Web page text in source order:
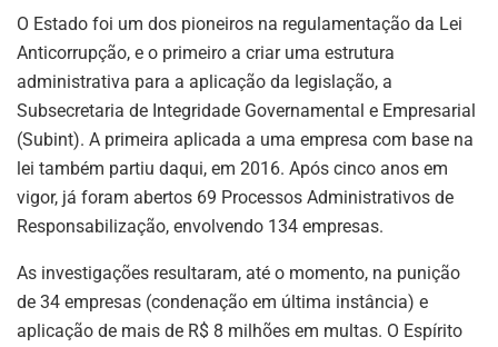
O Estado foi um dos pioneiros na regulamentação da Lei
Anticorrupção, e o primeiro a criar uma estrutura
administrativa para a aplicação da legislação, a
Subsecretaria de Integridade Governamental e Empresarial
(Subint). A primeira aplicada a uma empresa com base na
lei também partiu daqui, em 2016. Após cinco anos em
vigor, já foram abertos 69 Processos Administrativos de
Responsabilização, envolvendo 134 empresas.
As investigações resultaram, até o momento, na punição
de 34 empresas (condenação em última instância) e
aplicação de mais de R$ 8 milhões em multas. O Espírito